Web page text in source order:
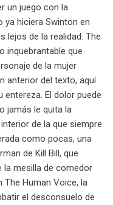
un juego con la
ya hiciera Swinton en
lejos de la realidad. The
inquebrantable que
de la mujer
anterior del texto, aquí
entereza. El dolor puede
jamás le quita la
de la que siempre
como pocas, una
de Kill Bill, que
la mesilla de comedor
The Human Voice, la
el desconsuelo de